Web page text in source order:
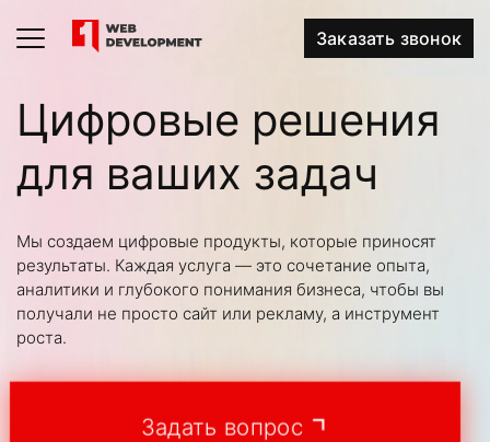
Заказать звонок
Цифровые решения
для ваших задач
Мы создаем цифровые продукты, которые приносят
результаты. Каждая услуга — это сочетание опыта,
аналитики и глубокого понимания бизнеса, чтобы вы
получали не просто сайт или рекламу, а инструмент
роста.
Задать вопрос